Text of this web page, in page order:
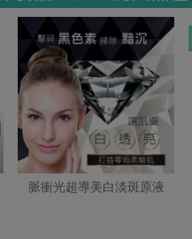
脈衝光超導美白淡斑原液